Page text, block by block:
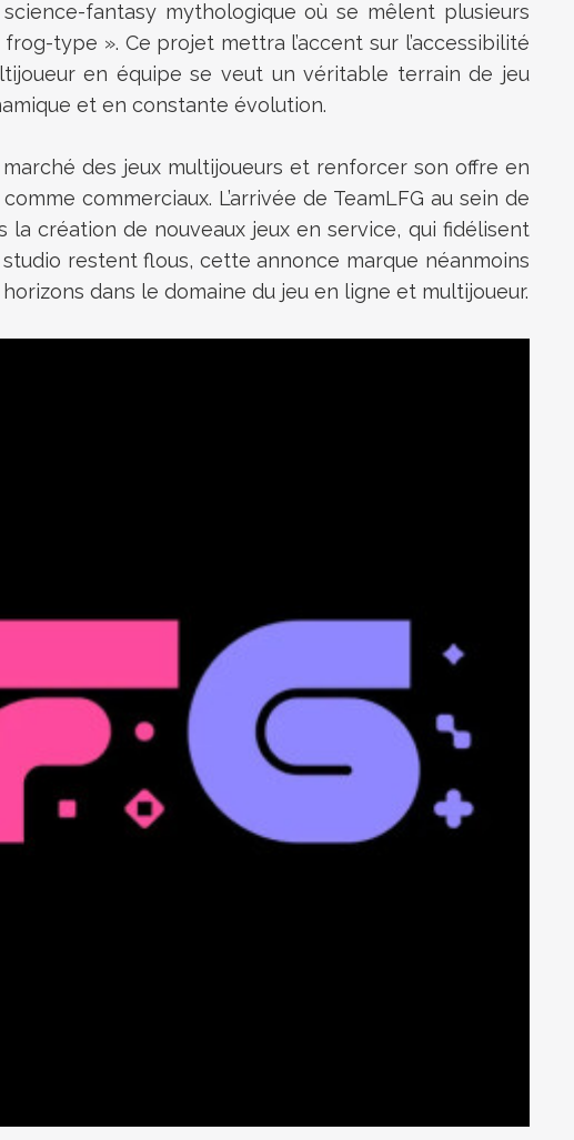
fantasy mythologique où se mêlent plusieurs
type ». Ce projet mettra l’accent sur l’accessibilité
en équipe se veut un véritable terrain de jeu
et en constante évolution.
des jeux multijoueurs et renforcer son offre en
commerciaux. L’arrivée de TeamLFG au sein de
création de nouveaux jeux en service, qui fidélisent
restent flous, cette annonce marque néanmoins
dans le domaine du jeu en ligne et multijoueur.